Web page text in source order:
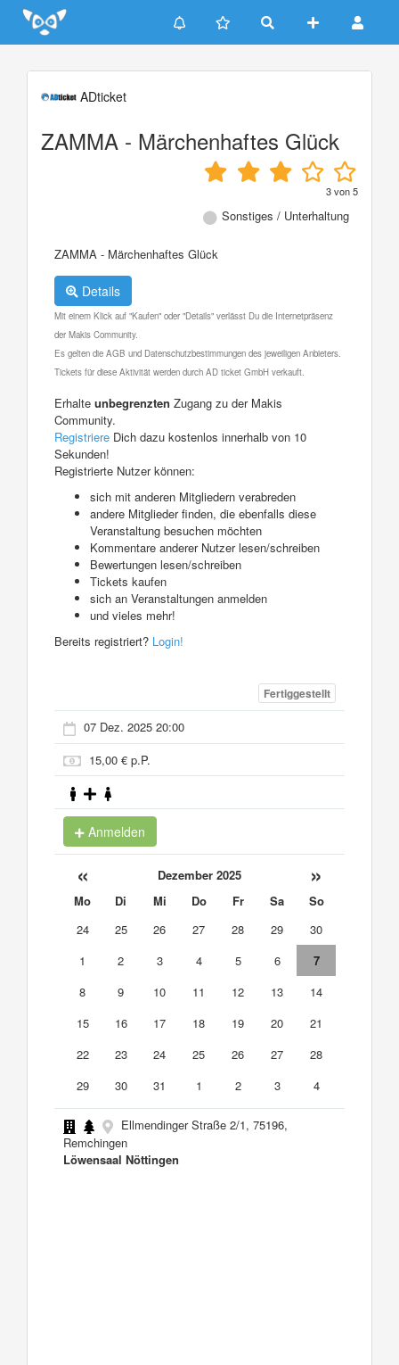
Update cookies preferences
ADticket
ZAMMA - Märchenhaftes Glück
3von5
Sonstiges / Unterhaltung
ZAMMA - Märchenhaftes Glück
Details
Mit einem Klick auf "Kaufen" oder "Details" verlässt Du die Internetpräsenz
der Makis Community.
Es gelten die AGB und Datenschutzbestimmungen des jeweiligen Anbieters.
Tickets für diese Aktivität werden durch AD ticket GmbH verkauft.
Erhalte unbegrenzten Zugang zu der Makis
Community.
Registriere Dich dazu kostenlos innerhalb von 10
Sekunden!
Registrierte Nutzer können:
sich mit anderen Mitgliedern verabreden
andere Mitglieder finden, die ebenfalls diese
Veranstaltung besuchen möchten
Kommentare anderer Nutzer lesen/schreiben
Bewertungen lesen/schreiben
Tickets kaufen
sich an Veranstaltungen anmelden
und vieles mehr!
Bereits registriert? Login!
Fertiggestellt
07 Dez. 2025 20:00
15,00 € p.P.
Anmelden
« Dezember 2025 »
Mo Di Mi Do Fr Sa
So
24
25 26 27 28 29
30
1
2 3 4 5 6
7
8
9 10 11 12 13
14
15
16 17 18 19 20
21
22
23 24 25 26 27
28
29
30 31 1 2 3 4
Ellmendinger Straße 2/1, 75196,
Remchingen
Löwensaal Nöttingen